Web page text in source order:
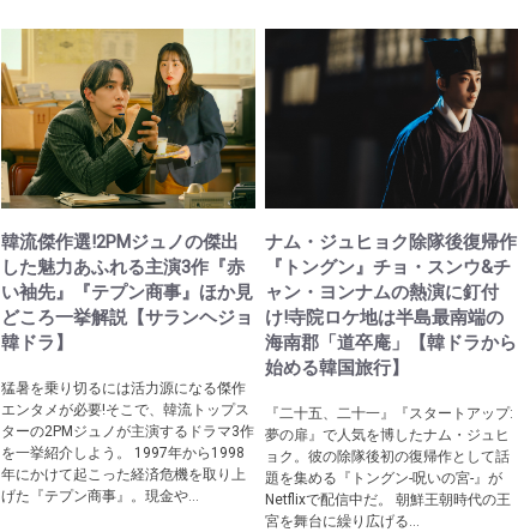
韓流傑作選!2PMジュノの傑出
した魅力あふれる主演3作『赤
い袖先』『テプン商事』ほか見
どころ一挙解説【サランヘジョ
韓ドラ】
猛暑を乗り切るには活力源になる傑作
エンタメが必要!そこで、韓流トップス
ターの2PMジュノが主演するドラマ3作
を一挙紹介しよう。 1997年から1998
年にかけて起こった経済危機を取り上
げた『テプン商事』。現金や...
ナム・ジュヒョク除隊後復帰作
『トングン』チョ・スンウ&チ
ャン・ヨンナムの熱演に釘付
け!寺院ロケ地は半島最南端の
海南郡「道卒庵」【韓ドラから
始める韓国旅行】
『二十五、二十一』『スタートアップ:
夢の扉』で人気を博したナム・ジュヒ
ョク。彼の除隊後初の復帰作として話
題を集める『トングン-呪いの宮-』が
Netflixで配信中だ。 朝鮮王朝時代の王
宮を舞台に繰り広げる...